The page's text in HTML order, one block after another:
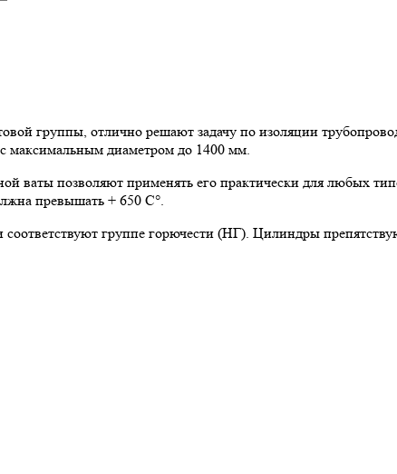
группы, отлично решают задачу по изоляции
максимальным диаметром до 1400 мм.
ваты позволяют применять его практически для любых
превышать + 650 C°.
группе горючести (НГ). Цилиндры